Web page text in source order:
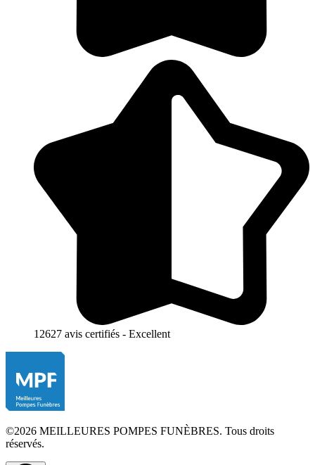
12627 avis certifiés - Excellent
©2026 MEILLEURES POMPES FUNÈBRES. Tous droits
réservés.